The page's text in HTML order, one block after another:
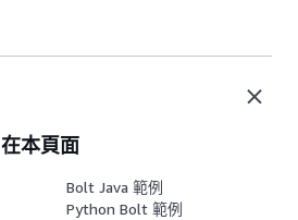
在本頁面
Bolt Java 範例
Python Bolt 範例